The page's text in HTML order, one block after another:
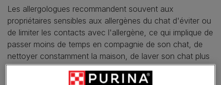
Les allergologues recommandent souvent aux
propriétaires sensibles aux allergènes du chat d'éviter ou
de limiter les contacts avec l'allergène, ce qui implique de
passer moins de temps en compagnie de son chat, de
nettoyer constamment la maison, de laver son chat plus
souvent ou de prendre des médicaments pour soulager
ses symptômes de sensibilité aux allergènes.